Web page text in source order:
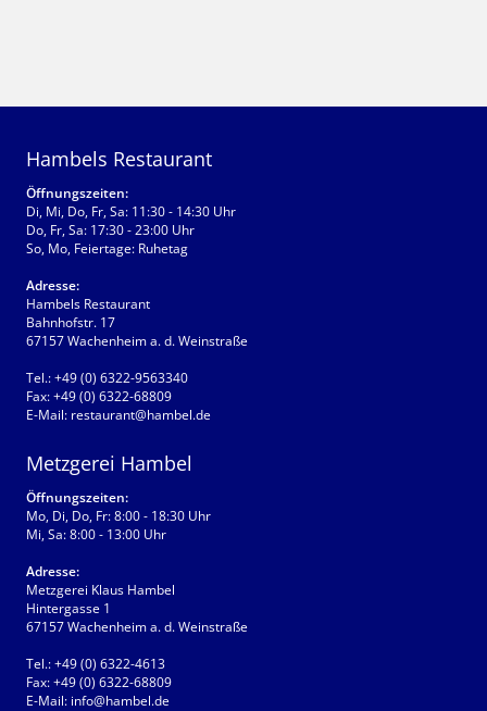
Hambels Restaurant
Öffnungszeiten:
Di, Mi, Do, Fr, Sa: 11:30 - 14:30 Uhr
Do, Fr, Sa: 17:30 - 23:00 Uhr
So, Mo, Feiertage: Ruhetag
Adresse:
Hambels Restaurant
Bahnhofstr. 17
67157 Wachenheim a. d. Weinstraße
Tel.:+49 (0) 6322-9563340
Fax:+49 (0) 6322-68809
E-Mail: restaurant@hambel.de
Metzgerei Hambel
Öffnungszeiten:
Mo, Di, Do, Fr: 8:00 - 18:30 Uhr
Mi, Sa: 8:00 - 13:00 Uhr
Adresse:
Metzgerei Klaus Hambel
Hintergasse 1
67157 Wachenheim a. d. Weinstraße
Tel.:+49 (0) 6322-4613
Fax:+49 (0) 6322-68809
E-Mail: info@hambel.de